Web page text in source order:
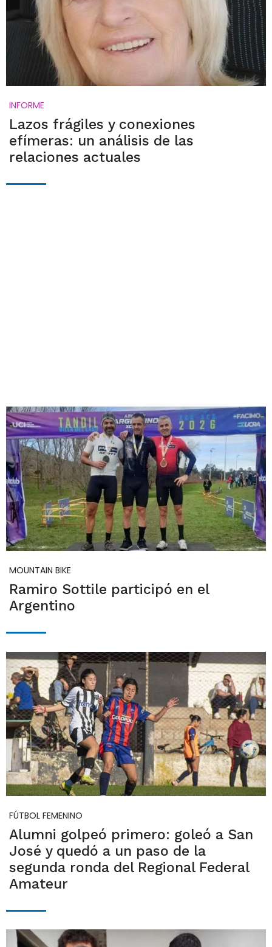
INFORME
Lazos frágiles y conexiones
efímeras: un análisis de las
relaciones actuales
MOUNTAIN BIKE
Ramiro Sottile participó en el
Argentino
FÚTBOL FEMENINO
Alumni golpeó primero: goleó a San
José y quedó a un paso de la
segunda ronda del Regional Federal
Amateur